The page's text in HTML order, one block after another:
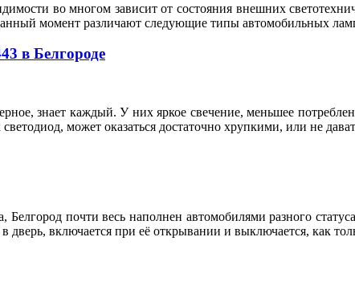
во многом зависит от состояния внешних
момент различают следующие типы автомобильных
в Белгороде
знает каждый. У них яркое свечение, меньшее
может оказаться достаточно хрупкими, или не
почти весь наполнен автомобилями разного
дверь, включается при её открывании и выключается, как